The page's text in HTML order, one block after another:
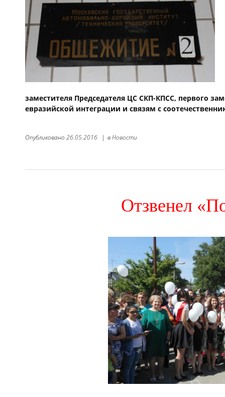
заместителя Председателя ЦС СКП-КПСС, первого
евразийской интеграции и связям с
Опубликовано 26.05.2016 | вНовости
Отзвенел